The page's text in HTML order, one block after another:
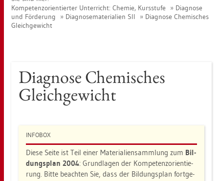
Kom­pe­tenz­ori­en­tier­ter Un­ter­richt: Che­mie, Kurs­stu­fe
Dia­gno­se
und För­de­rung
Dia­gno­se­ma­te­ria­li­en SII
Dia­gno­se Che­mi­sches
Gleich­ge­wicht
Dia­gno­se Che­mi­sches
Gleich­ge­wicht
IN­FO­BOX
Diese Seite ist Teil einer Ma­te­ria­li­en­samm­lung zum Bil­
dungs­plan 2004: Grund­la­gen der Kom­pe­tenz­ori­en­tie­
rung. Bitte be­ach­ten Sie, dass der Bil­dungs­plan fort­ge­